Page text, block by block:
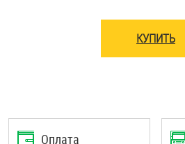
КУПИТЬ
Оплата